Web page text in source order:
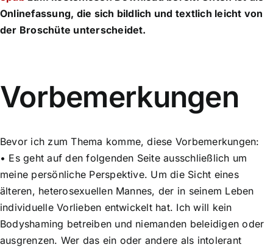
Onlinefassung, die sich bildlich und textlich leicht von
der Broschüte unterscheidet.
Vorbemerkungen
Bevor ich zum Thema komme, diese Vorbemerkungen:
• Es geht auf den folgenden Seite ausschließlich um
meine persönliche Perspektive. Um die Sicht eines
älteren, heterosexuellen Mannes, der in seinem Leben
individuelle Vorlieben entwickelt hat. Ich will kein
Bodyshaming betreiben und niemanden beleidigen oder
ausgrenzen. Wer das ein oder andere als intolerant